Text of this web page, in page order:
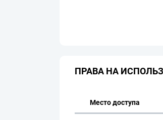
ПРАВА НА
Место доступа